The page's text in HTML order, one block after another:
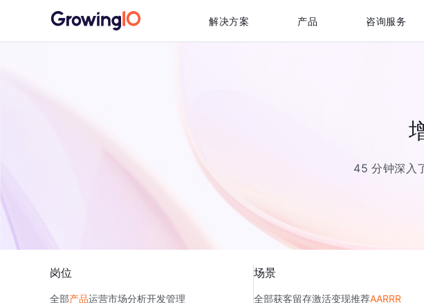
解决方案 产品 咨询服务
45 分钟深入
岗位
全部产品运营市场分析开发管理
场景
全部获客留存激活变现推荐AARRR